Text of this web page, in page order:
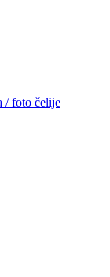
/ foto čelije